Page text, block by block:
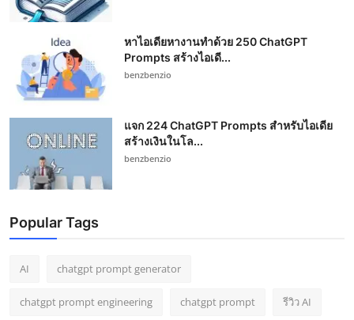
หาไอเดียหางานทำด้วย 250 ChatGPT
Prompts สร้างไอเดี...
benzbenzio
แจก 224 ChatGPT Prompts สำหรับไอเดีย
สร้างเงินในโล...
benzbenzio
Popular Tags
AI chatgpt prompt generator
chatgpt prompt engineering chatgpt prompt รีวิว AI